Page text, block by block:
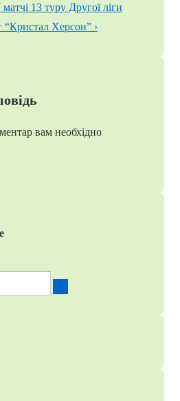
13 туру Другої ліги
“Кристал Херсон” ›
вам необхідно